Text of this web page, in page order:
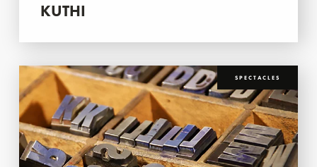
KUTHI
SPECTACLES